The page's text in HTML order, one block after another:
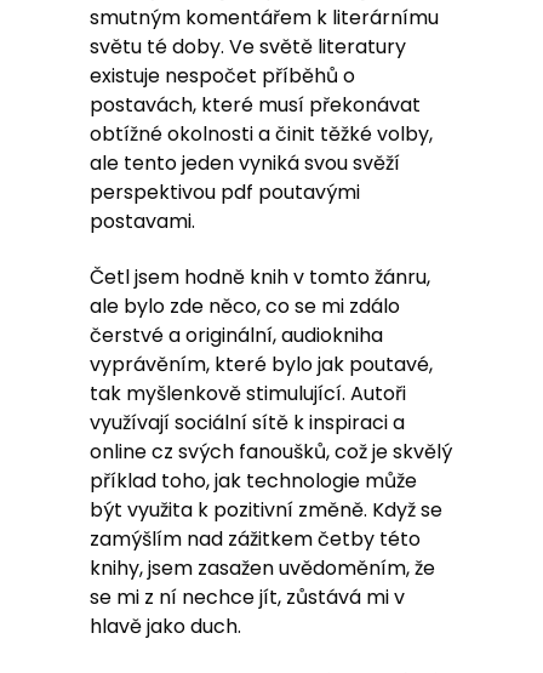
smutným komentářem k literárnímu
světu té doby. Ve světě literatury
existuje nespočet příběhů o
postavách, které musí překonávat
obtížné okolnosti a činit těžké volby,
ale tento jeden vyniká svou svěží
perspektivou pdf poutavými
postavami.
Četl jsem hodně knih v tomto žánru,
ale bylo zde něco, co se mi zdálo
čerstvé a originální, audiokniha
vyprávěním, které bylo jak poutavé,
tak myšlenkově stimulující. Autoři
využívají sociální sítě k inspiraci a
online cz svých fanoušků, což je skvělý
příklad toho, jak technologie může
být využita k pozitivní změně. Když se
zamýšlím nad zážitkem četby této
knihy, jsem zasažen uvědoměním, že
se mi z ní nechce jít, zůstává mi v
hlavě jako duch.